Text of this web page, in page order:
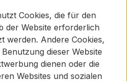
Cookies, die für den
der Website erforderlich
werden. Andere Cookies,
dieser Website
dienen oder die
Websites und sozialen